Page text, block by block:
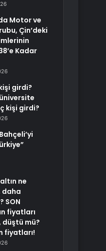
Motor ve
Çin’deki
Kadar
girdi?
kişi girdi?
ne
daha
SON
fiyatları
düştü mü?
fiyatları!